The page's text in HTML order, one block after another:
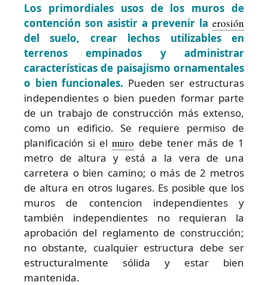
Los primordiales usos de los muros de
contención son asistir a prevenir la erosión
del suelo, crear lechos utilizables en
terrenos empinados y administrar
características de paisajismo ornamentales
o bien funcionales. Pueden ser estructuras
independientes o bien pueden formar parte
de un trabajo de construcción más extenso,
como un edificio. Se requiere permiso de
planificación si elmuro debe tener más de 1
metro de altura y está a la vera de una
carretera o bien camino; o más de 2 metros
de altura en otros lugares. Es posible que los
muros de contencion independientes y
también independientes no requieran la
aprobación del reglamento de construcción;
no obstante, cualquier estructura debe ser
estructuralmente sólida y estar bien
mantenida.